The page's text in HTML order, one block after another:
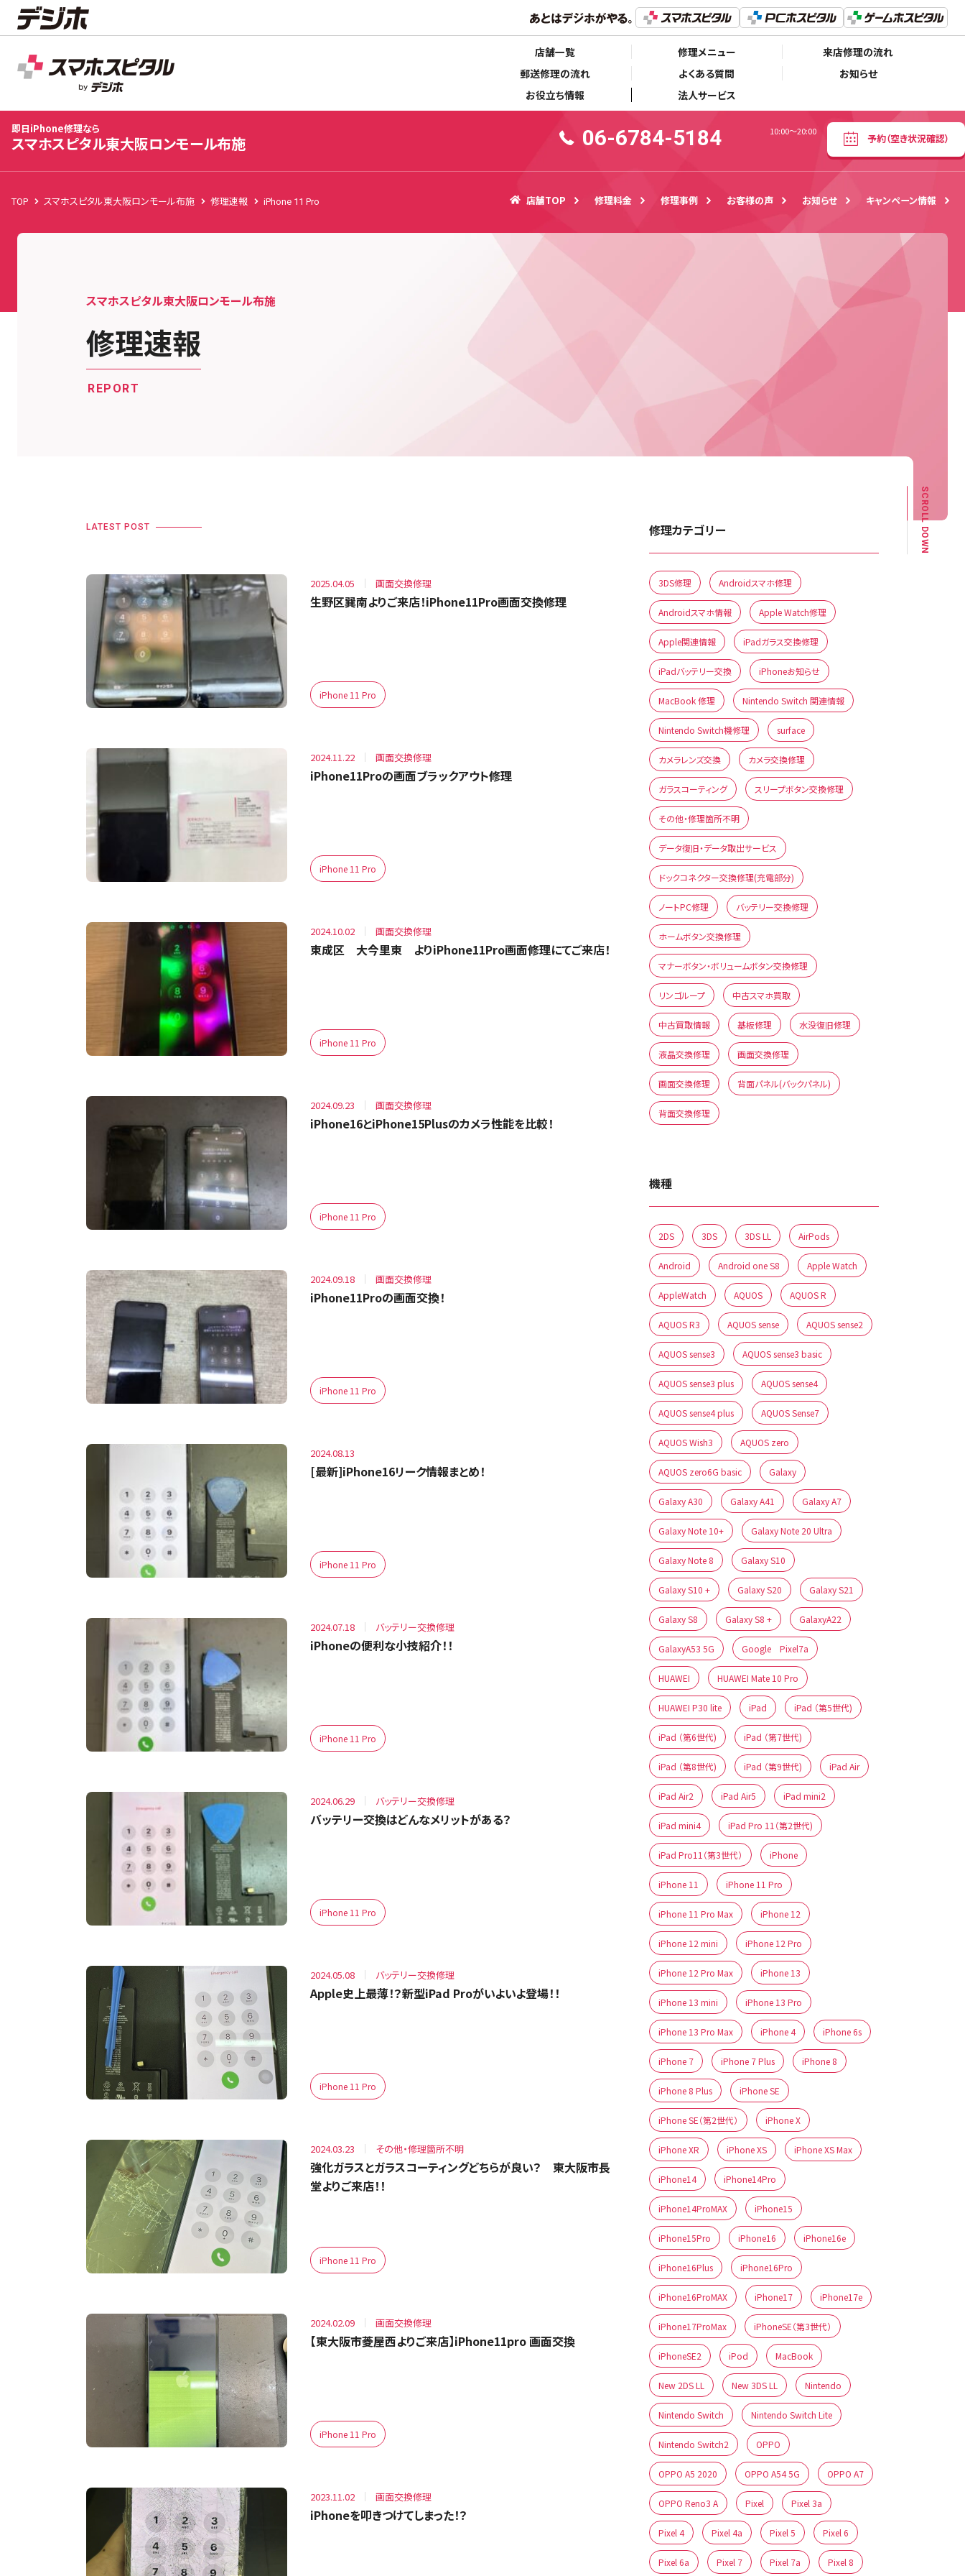
店舗一覧 修理メニュー
来店修理の流れ
郵送修理の流れ
よくある質問
お知らせ
お役立ち情報
法人サービス
スマホスピタル東大阪ロンモール布施
店舗TOP 修理料金 修理事例 お客様の声 お知らせ キャンペーン情報
06-6784-5184
10:00〜20:00
予約（空き状況確認）
即日iPhone修理なら
スマホスピタル東大阪ロンモール布施 06-6784-5184 10:00〜20:00
予約（空き状況確認）
TOP スマホスピタル東大阪ロンモール布施 修理速報 iPhone 11 Pro 店舗TOP 修理料金 修理事例 お客様の声 お知らせ キャンペーン情報
スマホスピタル東大阪ロンモール布施
修理速報
REPORT
SCROLL DOWN
LATEST POST
2025.04.05 画面交換修理
生野区巽南よりご来店！iPhone11Pro画面交換修理
iPhone 11 Pro
2024.11.22 画面交換修理
iPhone11Proの画面ブラックアウト修理
iPhone 11 Pro
2024.10.02 画面交換修理
東成区 大今里東 よりiPhone11Pro画面修理にてご来店！
iPhone 11 Pro
2024.09.23 画面交換修理
iPhone16とiPhone15Plusのカメラ性能を比較！
iPhone 11 Pro
2024.09.18 画面交換修理
iPhone11Proの画面交換！
iPhone 11 Pro
2024.08.13
[最新]iPhone16リーク情報まとめ！
iPhone 11 Pro
2024.07.18 バッテリー交換修理
iPhoneの便利な小技紹介！！
iPhone 11 Pro
2024.06.29 バッテリー交換修理
バッテリー交換はどんなメリットがある？
iPhone 11 Pro
2024.05.08 バッテリー交換修理
Apple史上最薄！？新型iPad Proがいよいよ登場！！
iPhone 11 Pro
2024.03.23 その他・修理箇所不明
強化ガラスとガラスコーティングどちらが良い？ 東大阪市長
堂よりご来店！！
iPhone 11 Pro
2024.02.09 画面交換修理
【東大阪市菱屋西よりご来店】iPhone11pro 画面交換
iPhone 11 Pro
2023.11.02 画面交換修理
iPhoneを叩きつけてしまった！？
修理カテゴリー
3DS修理 Androidスマホ修理
Androidスマホ情報 Apple Watch修理
Apple関連情報 iPadガラス交換修理
iPadバッテリー交換 iPhoneお知らせ
MacBook 修理 Nintendo Switch 関連情報
Nintendo Switch機修理 surface
カメラレンズ交換 カメラ交換修理
ガラスコーティング スリープボタン交換修理
その他・修理箇所不明
データ復旧・データ取出サービス
ドックコネクター交換修理(充電部分)
ノートPC修理 バッテリー交換修理
ホームボタン交換修理
マナーボタン・ボリュームボタン交換修理
リンゴループ 中古スマホ買取
中古買取情報 基板修理 水没復旧修理
液晶交換修理 画面交換修理
画面交換修理 背面パネル(バックパネル)
背面交換修理
機種
2DS 3DS 3DS LL AirPods
Android Android one S8 Apple Watch
AppleWatch AQUOS AQUOS R
AQUOS R3 AQUOS sense AQUOS sense2
AQUOS sense3 AQUOS sense3 basic
AQUOS sense3 plus AQUOS sense4
AQUOS sense4 plus AQUOS Sense7
AQUOS Wish3 AQUOS zero
AQUOS zero6G basic Galaxy
Galaxy A30 Galaxy A41 Galaxy A7
Galaxy Note 10+ Galaxy Note 20 Ultra
Galaxy Note 8 Galaxy S10
Galaxy S10 + Galaxy S20 Galaxy S21
Galaxy S8 Galaxy S8 + GalaxyA22
GalaxyA53 5G Google Pixel7a
HUAWEI HUAWEI Mate 10 Pro
HUAWEI P30 lite iPad iPad （第5世代)
iPad （第6世代) iPad （第7世代)
iPad （第8世代) iPad （第9世代) iPad Air
iPad Air2 iPad Air5 iPad mini2
iPad mini4 iPad Pro 11（第2世代)
iPad Pro11（第3世代） iPhone
iPhone 11 iPhone 11 Pro
iPhone 11 Pro Max iPhone 12
iPhone 12 mini iPhone 12 Pro
iPhone 12 Pro Max iPhone 13
iPhone 13 mini iPhone 13 Pro
iPhone 13 Pro Max iPhone 4 iPhone 6s
iPhone 7 iPhone 7 Plus iPhone 8
iPhone 8 Plus iPhone SE
iPhone SE（第2世代） iPhone X
iPhone XR iPhone XS iPhone XS Max
iPhone14 iPhone14Pro
iPhone14ProMAX iPhone15
iPhone15Pro iPhone16 iPhone16e
iPhone16Plus iPhone16Pro
iPhone16ProMAX iPhone17 iPhone17e
iPhone17ProMax iPhoneSE（第3世代）
iPhoneSE2 iPod MacBook
New 2DS LL New 3DS LL Nintendo
Nintendo Switch Nintendo Switch Lite
Nintendo Switch2 OPPO
OPPO A5 2020 OPPO A54 5G OPPO A7
OPPO Reno3 A Pixel Pixel 3a
Pixel 4 Pixel 4a Pixel 5 Pixel 6
Pixel 6a Pixel 7 Pixel 7a Pixel 8